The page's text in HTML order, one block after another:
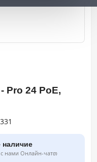
Pro 24 PoE,
наличие
с нами Онлайн-чатთ